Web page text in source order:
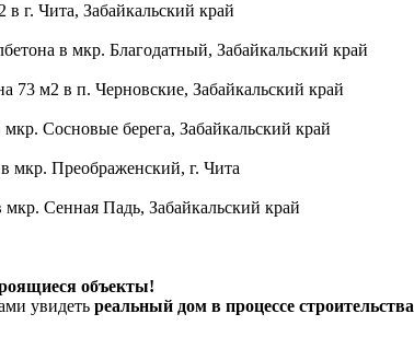
г. Чита, Забайкальский край
в мкр. Благодатный, Забайкальский край
73 м2 в п. Черновские, Забайкальский край
Сосновые берега, Забайкальский край
мкр. Преображенский, г. Чита
Сенная Падь, Забайкальский край
объекты!
увидеть реальный дом в процессе строительства